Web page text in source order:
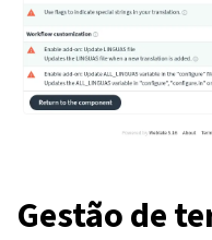
Gestão de